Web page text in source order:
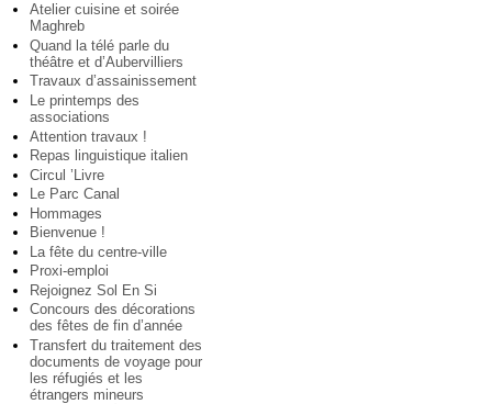
Atelier cuisine et soirée
Maghreb
Quand la télé parle du
théâtre et d’Aubervilliers
Travaux d’assainissement
Le printemps des
associations
Attention travaux !
Repas linguistique italien
Circul ’Livre
Le Parc Canal
Hommages
Bienvenue !
La fête du centre-ville
Proxi-emploi
Rejoignez Sol En Si
Concours des décorations
des fêtes de fin d’année
Transfert du traitement des
documents de voyage pour
les réfugiés et les
étrangers mineurs